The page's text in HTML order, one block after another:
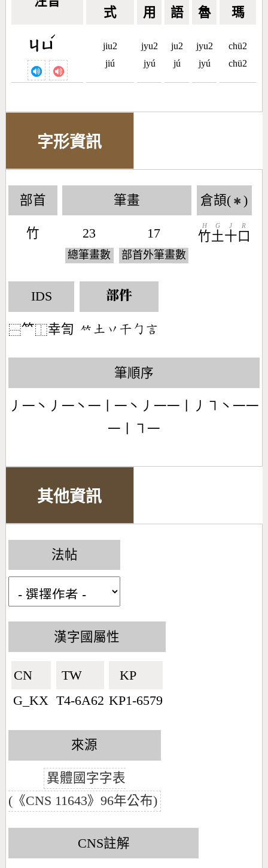
式 用 語 魯 瑪
ㄐㄩ
ˊ
jiu2
jiú
jyu2
jyú
ju2
jú
jyu2
jyú
chü2
chü2
字形資訊
部首
竹
筆畫
23
總筆畫數
17
部首外筆畫數
倉頡( ✱ )
竹
H
土
G
十
J
口
R
IDS
⿱𥫗⿰幸訇
部件
󶆆󶁢󶁅󶁞󶀿󶆹
筆順序
丿一丶丿一丶一丨一丶丿一一丨丿㇕丶一一
一丨㇕一
其他資訊
法帖
漢字國屬性
CN🇨🇳
G_KX
TW🇹🇼
T4-6A62
KP🇰🇵
KP1-6579
來源
異體國字字表
(《CNS 11643》96年公布)
CNS註解